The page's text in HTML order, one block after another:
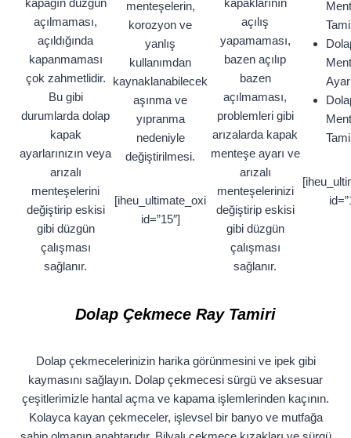
kapağın düzgün
açılmaması,
açıldığında
kapanmaması
çok zahmetlidir.
Bu gibi
durumlarda dolap
kapak
ayarlarınızın veya
arızalı
menteşelerini
değiştirip eskisi
gibi düzgün
çalışması
sağlanır.
menteşelerin,
korozyon ve
yanlış
kullanımdan
kaynaklanabilecek
aşınma ve
yıpranma
nedeniyle
değiştirilmesi.
[iheu_ultimate_oxi
id=”15″]
kapaklarının
açılış
yapamaması,
bazen açılıp
bazen
açılmaması,
problemleri gibi
arızalarda kapak
menteşe ayarı ve
arızalı
menteşelerinizi
değiştirip eskisi
gibi düzgün
çalışması
sağlanır.
Dolap Çekmece Ray Tamiri
Dolap çekmecelerinizin harika görünmesini ve ipek gibi
kaymasını sağlayın. Dolap çekmecesi sürgü ve aksesuar
çeşitlerimizle hantal açma ve kapama işlemlerinden kaçının.
Kolayca kayan çekmeceler, işlevsel bir banyo ve mutfağa